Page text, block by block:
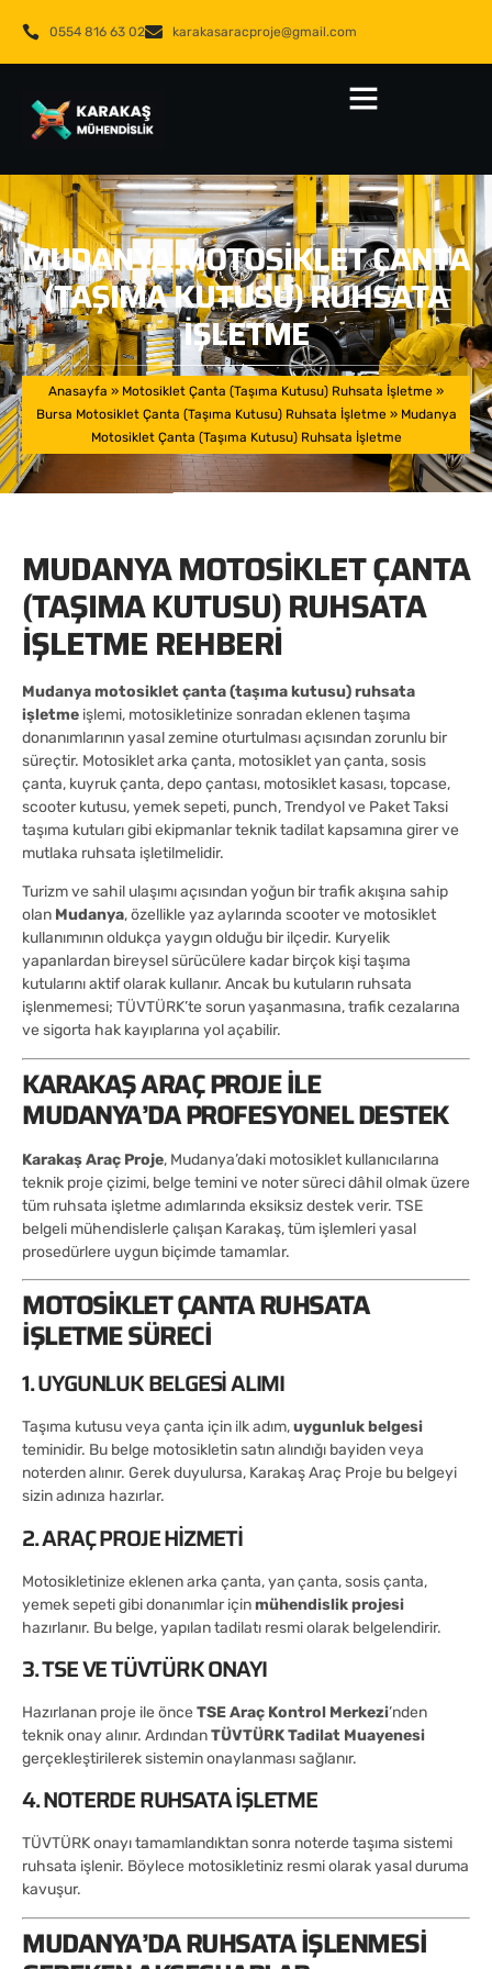
0554 816 63 02 karakasaracproje@gmail.com
MUDANYA MOTOSIKLET ÇANTA
(TAŞIMA KUTUSU) RUHSATA
İŞLETME
Anasayfa » Motosiklet Çanta (Taşıma Kutusu) Ruhsata İşletme »
Bursa Motosiklet Çanta (Taşıma Kutusu) Ruhsata İşletme » Mudanya
Motosiklet Çanta (Taşıma Kutusu) Ruhsata İşletme
MUDANYA MOTOSIKLET ÇANTA
(TAŞIMA KUTUSU) RUHSATA
İŞLETME REHBERI
Mudanya motosiklet çanta (taşıma kutusu) ruhsata
işletme işlemi, motosikletinize sonradan eklenen taşıma
donanımlarının yasal zemine oturtulması açısından zorunlu bir
süreçtir. Motosiklet arka çanta, motosiklet yan çanta, sosis
çanta, kuyruk çanta, depo çantası, motosiklet kasası, topcase,
scooter kutusu, yemek sepeti, punch, Trendyol ve Paket Taksi
taşıma kutuları gibi ekipmanlar teknik tadilat kapsamına girer ve
mutlaka ruhsata işletilmelidir.
Turizm ve sahil ulaşımı açısından yoğun bir trafik akışına sahip
olan Mudanya, özellikle yaz aylarında scooter ve motosiklet
kullanımının oldukça yaygın olduğu bir ilçedir. Kuryelik
yapanlardan bireysel sürücülere kadar birçok kişi taşıma
kutularını aktif olarak kullanır. Ancak bu kutuların ruhsata
işlenmemesi; TÜVTÜRK’te sorun yaşanmasına, trafik cezalarına
ve sigorta hak kayıplarına yol açabilir.
KARAKAŞ ARAÇ PROJE ILE
MUDANYA’DA PROFESYONEL DESTEK
Karakaş Araç Proje, Mudanya’daki motosiklet kullanıcılarına
teknik proje çizimi, belge temini ve noter süreci dâhil olmak üzere
tüm ruhsata işletme adımlarında eksiksiz destek verir. TSE
belgeli mühendislerle çalışan Karakaş, tüm işlemleri yasal
prosedürlere uygun biçimde tamamlar.
MOTOSIKLET ÇANTA RUHSATA
İŞLETME SÜRECI
1. UYGUNLUK BELGESI ALIMI
Taşıma kutusu veya çanta için ilk adım,uygunluk belgesi
teminidir. Bu belge motosikletin satın alındığı bayiden veya
noterden alınır. Gerek duyulursa, Karakaş Araç Proje bu belgeyi
sizin adınıza hazırlar.
2. ARAÇ PROJE HIZMETI
Motosikletinize eklenen arka çanta, yan çanta, sosis çanta,
yemek sepeti gibi donanımlar içinmühendislik projesi
hazırlanır. Bu belge, yapılan tadilatı resmi olarak belgelendirir.
3. TSE VE TÜVTÜRK ONAYI
Hazırlanan proje ile önceTSE Araç Kontrol Merkezi’nden
teknik onay alınır. ArdındanTÜVTÜRK Tadilat Muayenesi
gerçekleştirilerek sistemin onaylanması sağlanır.
4. NOTERDE RUHSATA İŞLETME
TÜVTÜRK onayı tamamlandıktan sonra noterde taşıma sistemi
ruhsata işlenir. Böylece motosikletiniz resmi olarak yasal duruma
kavuşur.
MUDANYA’DA RUHSATA İŞLENMESI